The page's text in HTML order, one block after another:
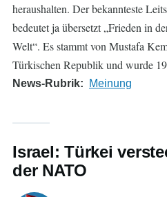
heraushalten. Der bekannteste
bedeutet ja übersetzt „Frieden in
Welt“. Es stammt von Mustafa
Türkischen Republik und wurde
News-Rubrik Meinung
Israel: Türkei
der NATO